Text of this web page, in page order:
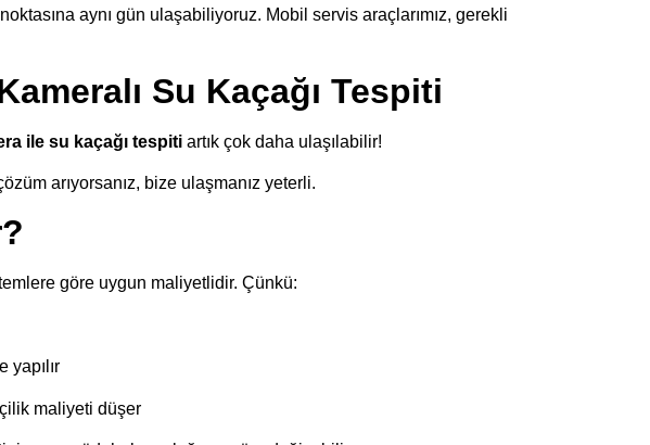
aynı gün ulaşabiliyoruz. Mobil servis araçlarımız, gerekli
Su Kaçağı Tespiti
ile su kaçağı tespitiartık çok daha ulaşılabilir!
arıyorsanız, bize ulaşmanız yeterli.
göre uygun maliyetlidir. Çünkü:
yapılır
maliyeti düşer